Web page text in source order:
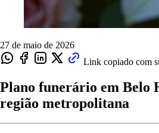
27 de maio de 2026
Link copiado com
Plano funerário em Belo
região metropolitana